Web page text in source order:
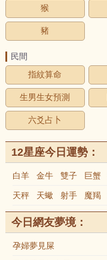
猴
豬
民間
指紋算命
生男生女預測
六爻占卜
12星座今日運勢：
白羊 金牛 雙子 巨蟹
天秤 天蠍 射手 魔羯
今日網友夢境：
孕婦夢見屎